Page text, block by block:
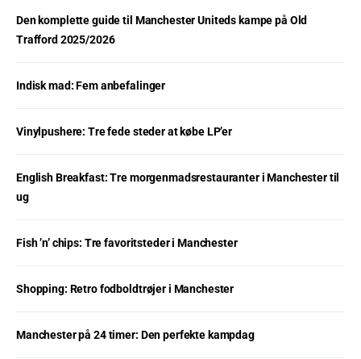
Den komplette guide til Manchester Uniteds kampe på Old
Trafford 2025/2026
Indisk mad: Fem anbefalinger
Vinylpushere: Tre fede steder at købe LP’er
English Breakfast: Tre morgenmadsrestauranter i Manchester til
ug
Fish ’n’ chips: Tre favoritsteder i Manchester
Shopping: Retro fodboldtrøjer i Manchester
Manchester på 24 timer: Den perfekte kampdag